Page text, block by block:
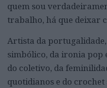
quem sou
trabalho, há que deixar
Artista da
simbólico, da ironia pop
do coletivo, da
quotidianos e do